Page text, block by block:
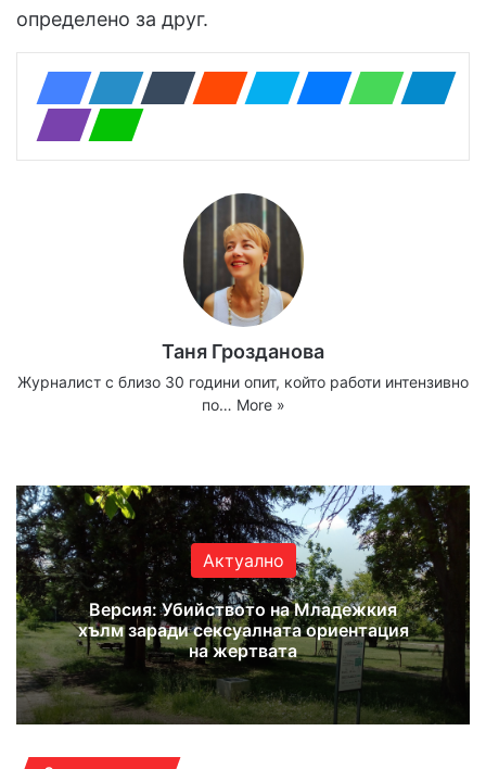
определено за друг.
Таня Грозданова
Журналист с близо 30 години опит, който работи интензивно
по… More »
te bo
ok
ub
e
ra
m
Актуално
Версия: Убийството на Младежкия
хълм заради сексуалната ориентация
на жертвата